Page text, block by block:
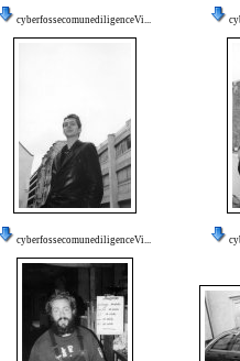
cyberfossecomunediligenceVi...
cyberfossecomunediligenceVi...